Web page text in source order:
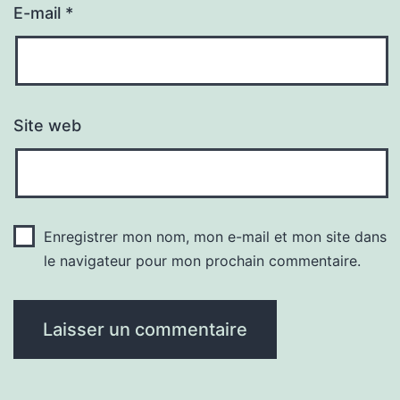
E-mail *
Site web
Enregistrer mon nom, mon e-mail et mon site dans
le navigateur pour mon prochain commentaire.